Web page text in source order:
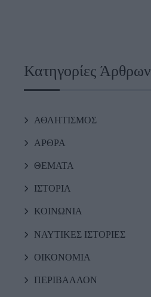
Κατηγορίες Άρθρων
ΑΘΛΗΤΙΣΜΟΣ
ΑΡΘΡΑ
ΘΕΜΑΤΑ
ΙΣΤΟΡΙΑ
ΚΟΙΝΩΝΙΑ
ΝΑΥΤΙΚΕΣ ΙΣΤΟΡΙΕΣ
ΟΙΚΟΝΟΜΙΑ
ΠΕΡΙΒΑΛΛΟΝ